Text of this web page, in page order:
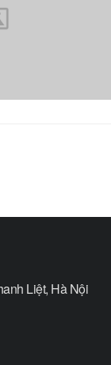
Liệt, Hà Nội